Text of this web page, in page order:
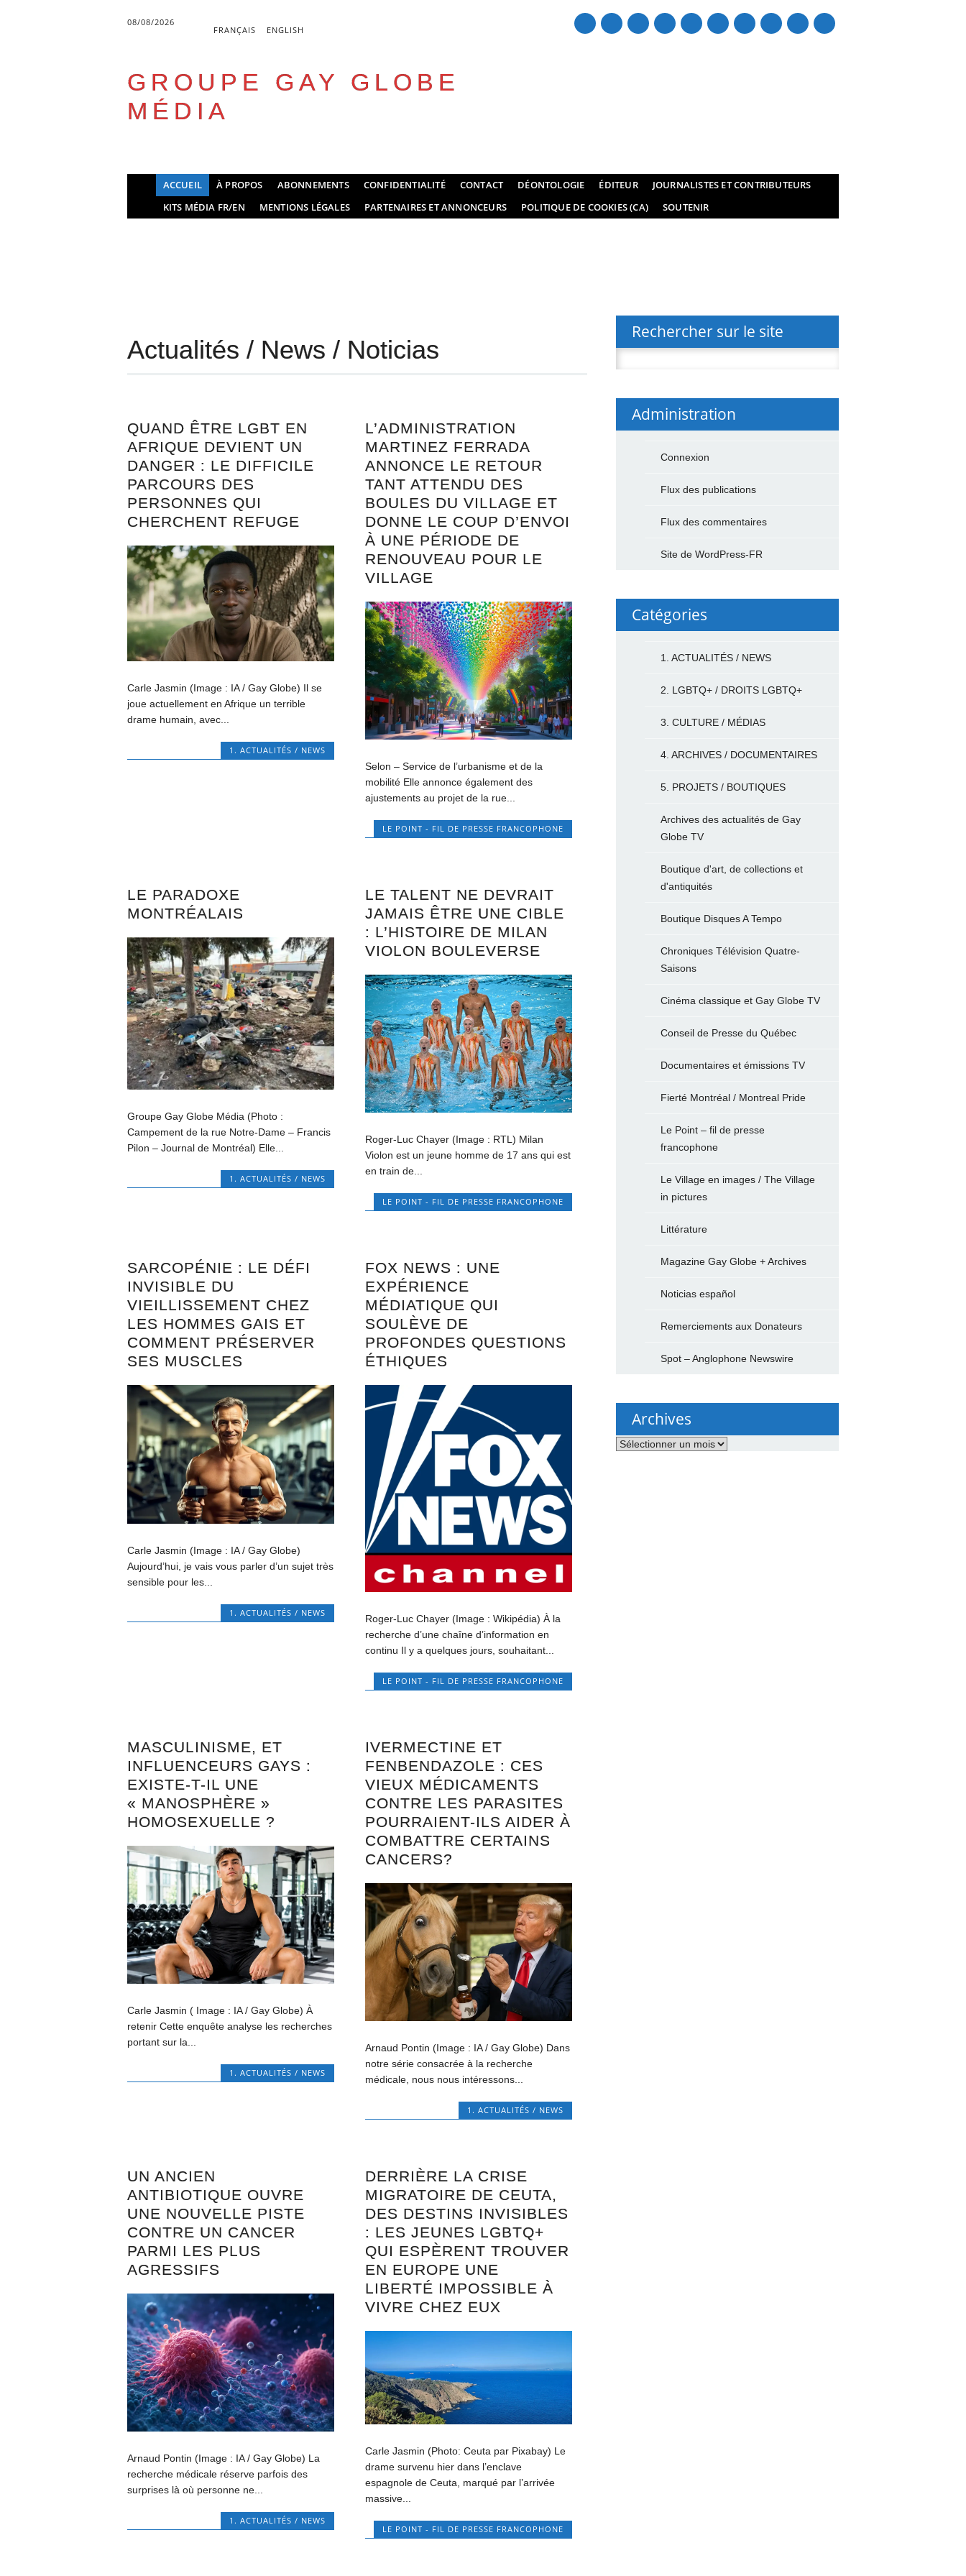
08/08/2026
FRANÇAIS ENGLISH
mail
GROUPE GAY GLOBE
MÉDIA
Main menu
ACCUEIL À PROPOS ABONNEMENTS CONFIDENTIALITÉ CONTACT DÉONTOLOGIE ÉDITEUR
JOURNALISTES ET CONTRIBUTEURS
KITS MÉDIA FR/EN
MENTIONS LÉGALES PARTENAIRES ET ANNONCEURS POLITIQUE DE COOKIES (CA) SOUTENIR
Actualités / News / Noticias
QUAND ÊTRE LGBT EN
AFRIQUE DEVIENT UN
DANGER : LE DIFFICILE
PARCOURS DES
PERSONNES QUI
CHERCHENT REFUGE
Carle Jasmin (Image : IA / Gay Globe) Il se
joue actuellement en Afrique un terrible
drame humain, avec...
1. ACTUALITÉS / NEWS
L’ADMINISTRATION
MARTINEZ FERRADA
ANNONCE LE RETOUR
TANT ATTENDU DES
BOULES DU VILLAGE ET
DONNE LE COUP D’ENVOI
À UNE PÉRIODE DE
RENOUVEAU POUR LE
VILLAGE
Selon – Service de l’urbanisme et de la
mobilité Elle annonce également des
ajustements au projet de la rue...
LE POINT - FIL DE PRESSE FRANCOPHONE
LE PARADOXE
MONTRÉALAIS
Groupe Gay Globe Média (Photo :
Campement de la rue Notre-Dame – Francis
Pilon – Journal de Montréal) Elle...
1. ACTUALITÉS / NEWS
LE TALENT NE DEVRAIT
JAMAIS ÊTRE UNE CIBLE
: L’HISTOIRE DE MILAN
VIOLON BOULEVERSE
Roger-Luc Chayer (Image : RTL) Milan
Violon est un jeune homme de 17 ans qui est
en train de...
LE POINT - FIL DE PRESSE FRANCOPHONE
SARCOPÉNIE : LE DÉFI
INVISIBLE DU
VIEILLISSEMENT CHEZ
LES HOMMES GAIS ET
COMMENT PRÉSERVER
SES MUSCLES
Carle Jasmin (Image : IA / Gay Globe)
Aujourd’hui, je vais vous parler d’un sujet très
sensible pour les...
1. ACTUALITÉS / NEWS
FOX NEWS : UNE
EXPÉRIENCE
MÉDIATIQUE QUI
SOULÈVE DE
PROFONDES QUESTIONS
ÉTHIQUES
Roger-Luc Chayer (Image : Wikipédia) À la
recherche d’une chaîne d’information en
continu Il y a quelques jours, souhaitant...
LE POINT - FIL DE PRESSE FRANCOPHONE
MASCULINISME, ET
INFLUENCEURS GAYS :
EXISTE-T-IL UNE
« MANOSPHÈRE »
HOMOSEXUELLE ?
Carle Jasmin ( Image : IA / Gay Globe) À
retenir Cette enquête analyse les recherches
portant sur la...
1. ACTUALITÉS / NEWS
IVERMECTINE ET
FENBENDAZOLE : CES
VIEUX MÉDICAMENTS
CONTRE LES PARASITES
POURRAIENT-ILS AIDER À
COMBATTRE CERTAINS
CANCERS?
Arnaud Pontin (Image : IA / Gay Globe) Dans
notre série consacrée à la recherche
médicale, nous nous intéressons...
1. ACTUALITÉS / NEWS
UN ANCIEN
ANTIBIOTIQUE OUVRE
UNE NOUVELLE PISTE
CONTRE UN CANCER
PARMI LES PLUS
AGRESSIFS
Arnaud Pontin (Image : IA / Gay Globe) La
recherche médicale réserve parfois des
surprises là où personne ne...
1. ACTUALITÉS / NEWS
DERRIÈRE LA CRISE
MIGRATOIRE DE CEUTA,
DES DESTINS INVISIBLES
: LES JEUNES LGBTQ+
QUI ESPÈRENT TROUVER
EN EUROPE UNE
LIBERTÉ IMPOSSIBLE À
VIVRE CHEZ EUX
Carle Jasmin (Photo: Ceuta par Pixabay) Le
drame survenu hier dans l’enclave
espagnole de Ceuta, marqué par l’arrivée
massive...
LE POINT - FIL DE PRESSE FRANCOPHONE
Rechercher sur le site
Administration
Connexion
Flux des publications
Flux des commentaires
Site de WordPress-FR
Catégories
1. ACTUALITÉS / NEWS
2. LGBTQ+ / DROITS LGBTQ+
3. CULTURE / MÉDIAS
4. ARCHIVES / DOCUMENTAIRES
5. PROJETS / BOUTIQUES
Archives des actualités de Gay
Globe TV
Boutique d'art, de collections et
d'antiquités
Boutique Disques A Tempo
Chroniques Télévision Quatre-
Saisons
Cinéma classique et Gay Globe TV
Conseil de Presse du Québec
Documentaires et émissions TV
Fierté Montréal / Montreal Pride
Le Point – fil de presse
francophone
Le Village en images / The Village
in pictures
Littérature
Magazine Gay Globe + Archives
Noticias español
Remerciements aux Donateurs
Spot – Anglophone Newswire
Archives
Archives